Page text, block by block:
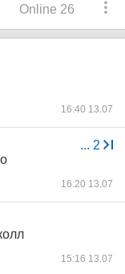
Online 26
16:40 13.07
... 2
16:20 13.07
15:16 13.07